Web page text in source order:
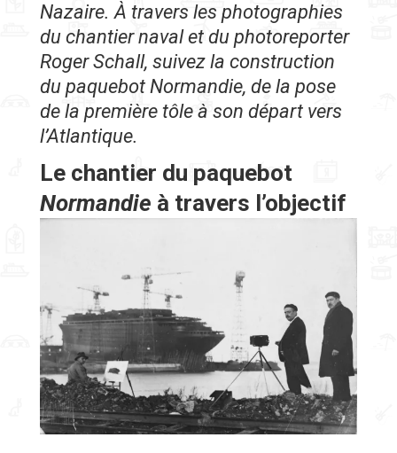
Nazaire. À travers les photographies
du chantier naval et du photoreporter
Roger Schall, suivez la construction
du paquebot Normandie, de la pose
de la première tôle à son départ vers
l’Atlantique.
Le chantier du paquebot
Normandie à travers l’objectif